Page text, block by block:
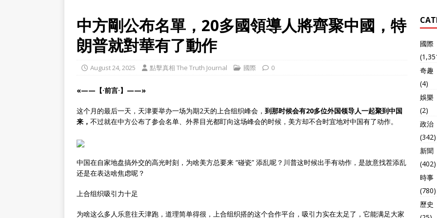
中方剛公布名單，20多國領導人將齊聚中國，特
朗普就對華有了動作
August 24, 2025 點擊真相 The Truth Journal 國際 0
«——【·前言·】——»
这个月的最后一天，天津要举办一场为期2天的上合组织峰会， 到那时候会有20多位外国领导人一起聚到中国
来， 不过就在中方公布了参会名单、外界目光都盯向这场峰会的时候，美方却不合时宜地对中国有了动作。
中国在自家地盘搞外交的高光时刻，为啥美方总要来 “碰瓷” 添乱呢？川普这时候出手有动作，是故意找茬添乱
还是在表达啥焦虑呢？
上合组织吸引力十足
为啥这么多人乐意往天津跑，道理简单得很，上合组织搭的这个合作平台，吸引力实在太足了，它能满足大家
國際
奇趣
(4)
娛樂
(2)
政治
(342)
新聞
(402)
時事
(780)
歷史